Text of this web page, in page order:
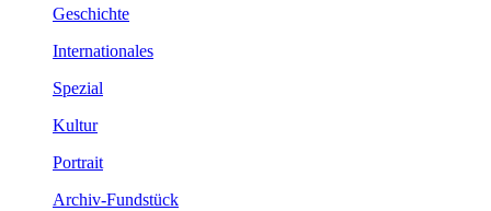
Geschichte
Internationales
Spezial
Kultur
Portrait
Archiv-Fundstück